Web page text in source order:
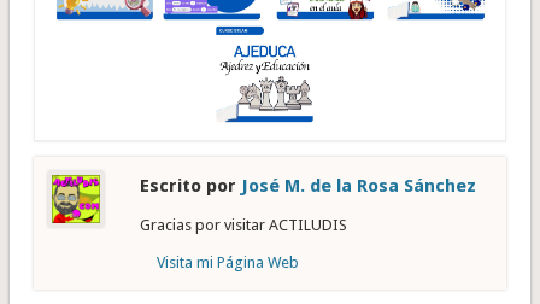
Escrito por José M. de la Rosa Sánchez
Gracias por visitar ACTILUDIS
Visita mi Página Web